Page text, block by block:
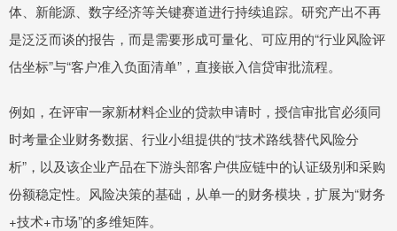
体、新能源、数字经济等关键赛道进行持续追踪。研究产出不再
是泛泛而谈的报告，而是需要形成可量化、可应用的“行业风险评
估坐标”与“客户准入负面清单”，直接嵌入信贷审批流程。
例如，在评审一家新材料企业的贷款申请时，授信审批官必须同
时考量企业财务数据、行业小组提供的“技术路线替代风险分
析”，以及该企业产品在下游头部客户供应链中的认证级别和采购
份额稳定性。风险决策的基础，从单一的财务模块，扩展为“财务
+技术+市场”的多维矩阵。